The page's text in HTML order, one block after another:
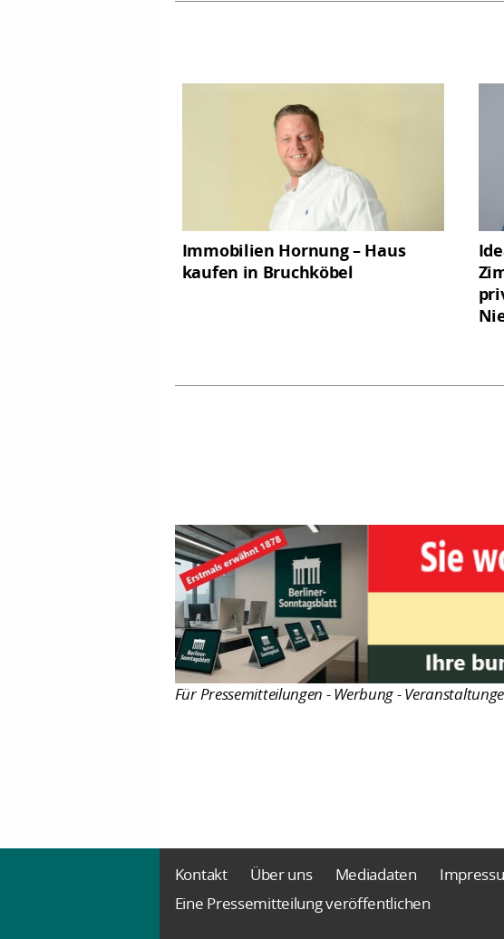
Immobilien Hornung – Haus
kaufen in Bruchköbel
Für Pressemitteilungen - Werbung -
Kontakt Über uns Mediadaten
Eine Pressemitteilung veröffentlichen